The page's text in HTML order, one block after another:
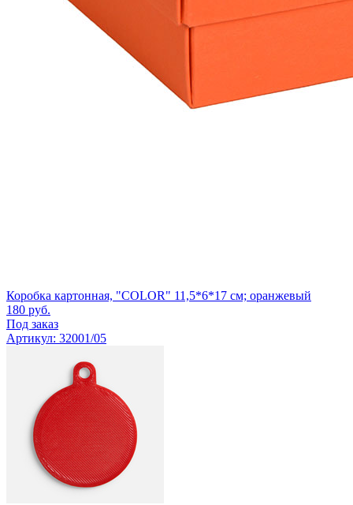
Коробка картонная, "COLOR" 11,5*6*17 см; оранжевый
180 руб.
Под заказ
Артикул: 32001/05